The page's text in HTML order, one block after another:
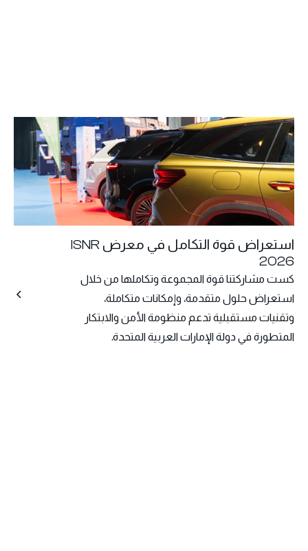
استعراض قوة التكامل في معرض ISNR
2026
كست مشاركتنا قوة المجموعة وتكاملها من خلال
استعراض حلول متقدمة، وإمكانات متكاملة،
وتقنيات مستقبلية تدعم منظومة الأمن والابتكار
المتطورة في دولة الإمارات العربية المتحدة.